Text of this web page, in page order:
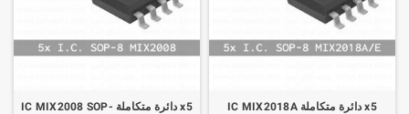
x5 دائرة متكاملة IC MIX2018A
x5 دائرة متكاملة IC MIX2008 SOP-